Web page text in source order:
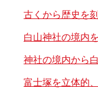
古くから歴史を
白山神社の境内
神社の境内から
富士塚を立体的